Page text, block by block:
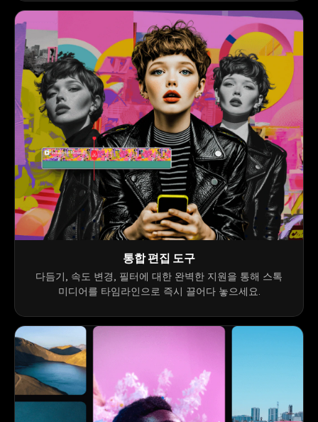
통합 편집 도구
다듬기, 속도 변경, 필터에 대한 완벽한 지원을 통해 스톡
미디어를 타임라인으로 즉시 끌어다 놓으세요.